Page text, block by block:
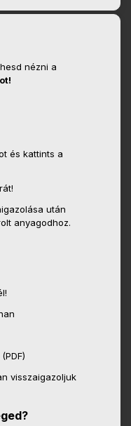
nézni a
és kattints a
után
anyagodhoz.
visszaigazoljuk